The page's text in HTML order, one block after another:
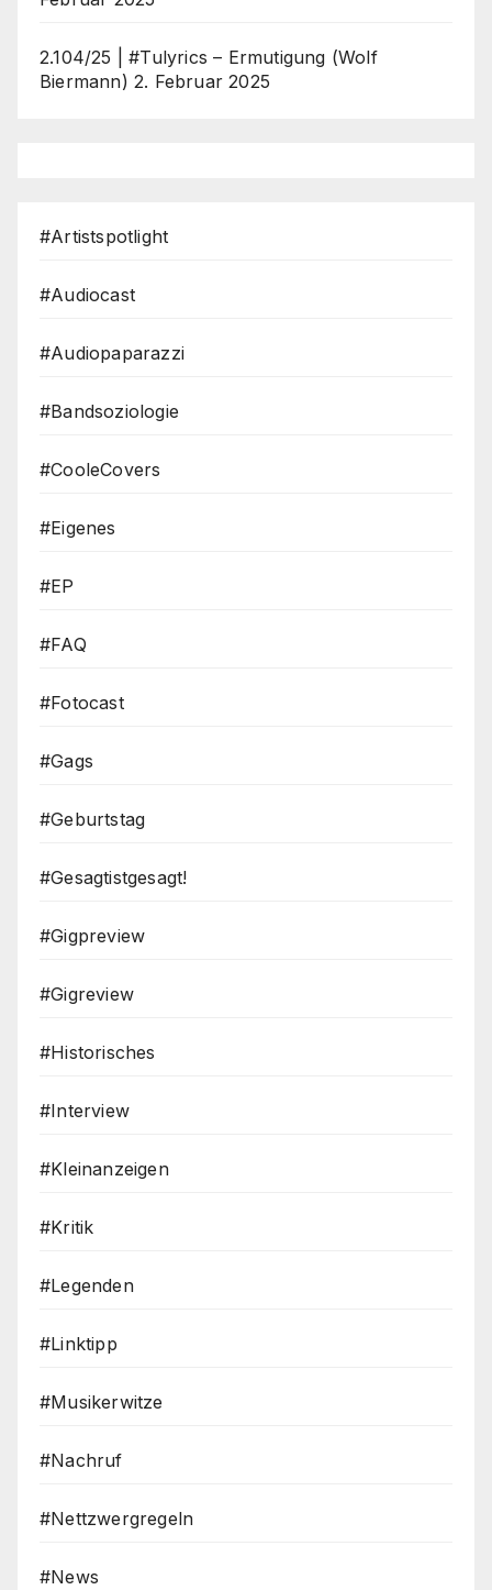
2.104/25 | #Tulyrics – Ermutigung (Wolf
Biermann) 2. Februar 2025
#Artistspotlight
#Audiocast
#Audiopaparazzi
#Bandsoziologie
#CooleCovers
#Eigenes
#EP
#FAQ
#Fotocast
#Gags
#Geburtstag
#Gesagtistgesagt!
#Gigpreview
#Gigreview
#Historisches
#Interview
#Kleinanzeigen
#Kritik
#Legenden
#Linktipp
#Musikerwitze
#Nachruf
#Nettzwergregeln
#News